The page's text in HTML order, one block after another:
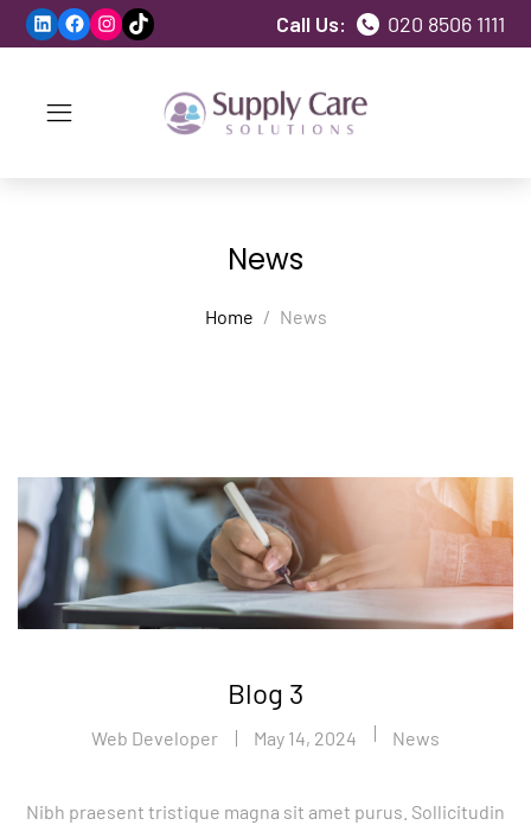
LinkedIn
Facebook
Instagram
TikTok Call Us: 020 8506 1111
News
Home News
Blog 3
Web Developer May 14, 2024 News
Nibh praesent tristique magna sit amet purus. Sollicitudin